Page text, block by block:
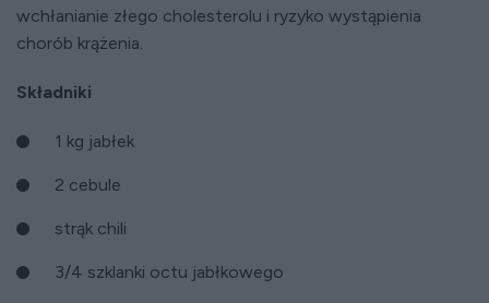
wchłanianie złego cholesterolu i ryzyko wystąpienia
chorób krążenia.
Składniki
1 kg jabłek
2 cebule
strąk chili
3/4 szklanki octu jabłkowego